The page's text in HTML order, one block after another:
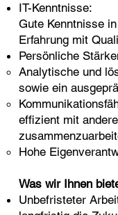
IT-Kenntnisse:
Gute Kenntnisse
Erfahrung mit
Persönliche
Analytische und
sowie ein
effizient mit
Hohe
Was wir Ihnen
Unbefristeter